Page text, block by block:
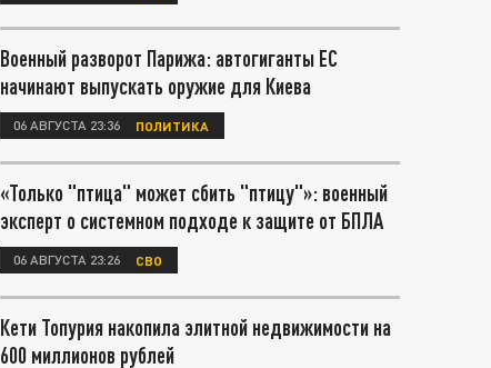
Военный разворот Парижа: автогиганты ЕС
начинают выпускать оружие для Киева
06 АВГУСТА 23:36 ПОЛИТИКА
«Только "птица" может сбить "птицу"»: военный
эксперт о системном подходе к защите от БПЛА
06 АВГУСТА 23:26 СВО
Кети Топурия накопила элитной недвижимости на
600 миллионов рублей